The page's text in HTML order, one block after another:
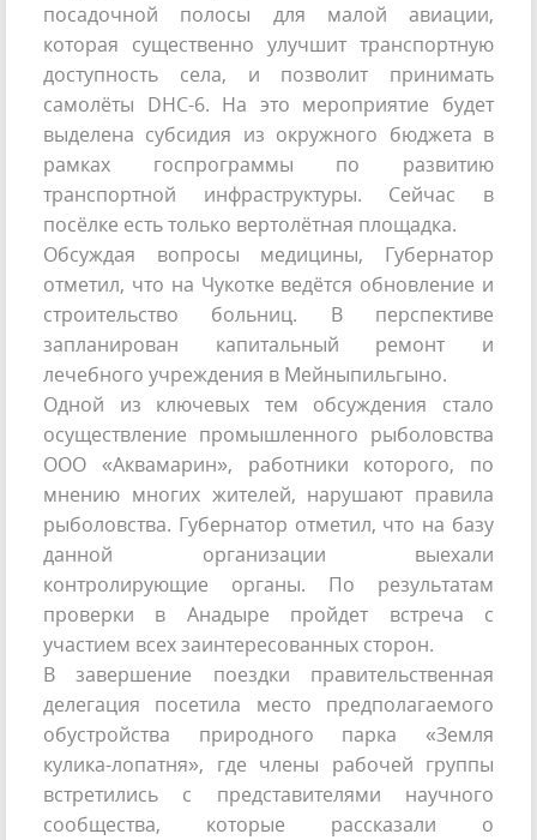
посадочной полосы для малой авиации,
которая существенно улучшит транспортную
доступность села, и позволит принимать
самолёты DHC-6. На это мероприятие будет
выделена субсидия из окружного бюджета в
рамках госпрограммы по развитию
транспортной инфраструктуры. Сейчас в
посёлке есть только вертолётная площадка.
Обсуждая вопросы медицины, Губернатор
отметил, что на Чукотке ведётся обновление и
строительство больниц. В перспективе
запланирован капитальный ремонт и
лечебного учреждения в Мейныпильгыно.
Одной из ключевых тем обсуждения стало
осуществление промышленного рыболовства
ООО «Аквамарин», работники которого, по
мнению многих жителей, нарушают правила
рыболовства. Губернатор отметил, что на базу
данной организации выехали
контролирующие органы. По результатам
проверки в Анадыре пройдет встреча с
участием всех заинтересованных сторон.
В завершение поездки правительственная
делегация посетила место предполагаемого
обустройства природного парка «Земля
кулика-лопатня», где члены рабочей группы
встретились с представителями научного
сообщества, которые рассказали о